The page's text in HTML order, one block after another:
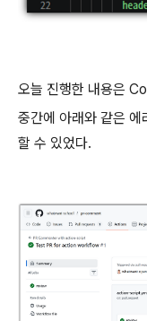
오늘 진행한 내용은
중간에 아래와 같은 에
할 수 있었다.